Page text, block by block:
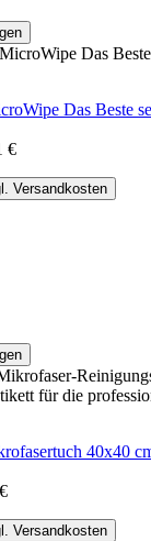
Das Beste
€
Versandkosten
40x40
Versandkosten